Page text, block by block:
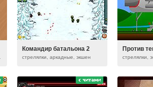
Командир батальона 2
стрелялки, аркадные, экшен
Против
стрелялки,